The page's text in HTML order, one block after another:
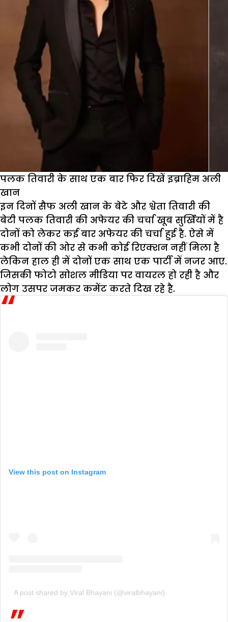
अली
खान
के
बेटे
इब्राहिम
पलक तिवारी के साथ एक बार फिर दिखें इब्राहिम अली
खान
इन दिनों सैफ अली खान के बेटे और श्वेता तिवारी की
बेटी पलक तिवारी की अफेयर की चर्चा खूब सुर्खियों में है
दोनों को लेकर कई बार अफेयर की चर्चा हुई है. ऐसे में
कभी दोनों की ओर से कभी कोई रिएक्शन नहीं मिला है
लेकिन हाल ही में दोनों एक साथ एक पार्टी में नजर आए.
जिसकी फोटो सोशल मीडिया पर वायरल हो रही है और
लोग उसपर जमकर कमेंट करते दिख रहे है.
View this post on Instagram
A post shared by Viral Bhayani (@viralbhayani)